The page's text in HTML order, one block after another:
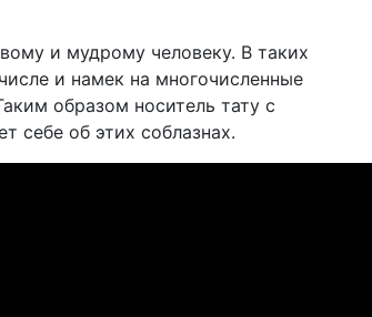
и мудрому человеку. В таких
и намек на многочисленные
образом носитель тату с
себе об этих соблазнах.